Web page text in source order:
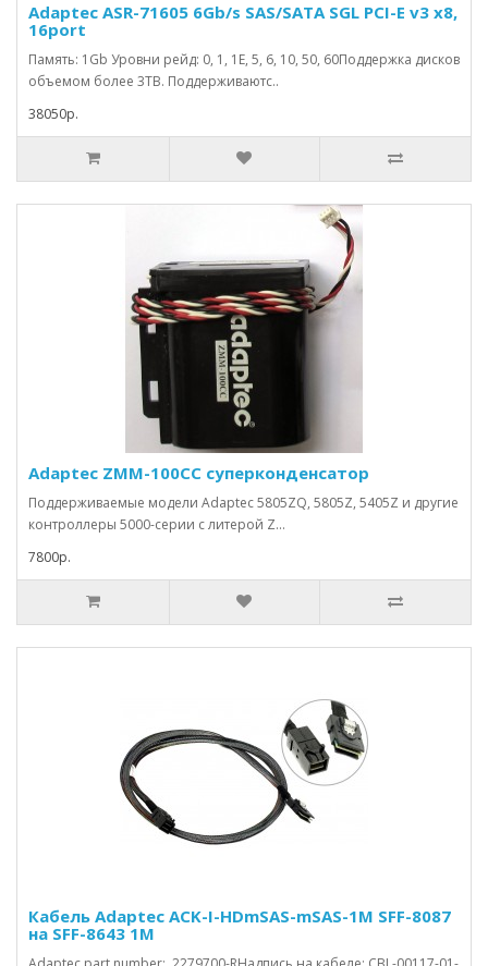
Adaptec ASR-71605 6Gb/s SAS/SATA SGL PCI-E v3 x8,
16port
Память: 1Gb Уровни рейд: 0, 1, 1E, 5, 6, 10, 50, 60Поддержка дисков
объемом более 3TB. Поддерживаютс..
38050р.
Adaptec ZMM-100CC суперконденсатор
Поддерживаемые модели Adaptec 5805ZQ, 5805Z, 5405Z и другие
контроллеры 5000-серии с литерой Z...
7800р.
Кабель Adaptec ACK-I-HDmSAS-mSAS-1M SFF-8087
на SFF-8643 1M